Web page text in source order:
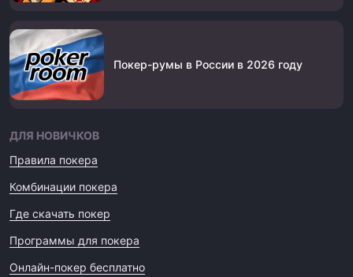
Покер-румы в России в 2026 году
ДЛЯ НОВИЧКОВ
Правила покера
Комбинации покера
Где скачать покер
Программы для покера
Онлайн-покер бесплатно